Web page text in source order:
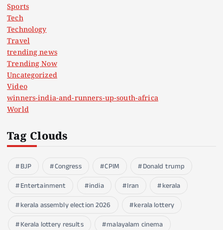
Sports
Tech
Technology
Travel
trending news
Trending Now
Uncategorized
Video
winners-india-and-runners-up-south-africa
World
Tag Clouds
BJP Congress CPIM
Donald trump
Entertainment
india Iran
kerala
kerala assembly election 2026
kerala lottery
Kerala lottery results
malayalam cinema